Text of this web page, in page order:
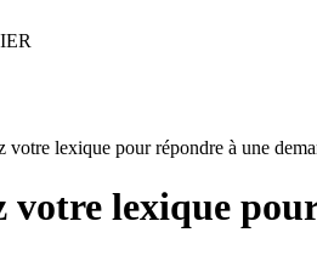
lexique pour répondre à une
lexique